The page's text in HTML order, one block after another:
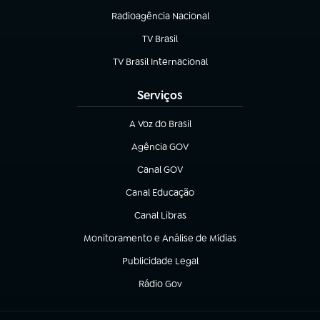
Radioagência Nacional
(abre em nova aba)
TV Brasil
(abre em nova aba)
TV Brasil Internacional
(abre em nova aba)
Serviços
A Voz do Brasil
(abre em nova aba)
Agência GOV
(abre em nova aba)
Canal GOV
(abre em nova aba)
Canal Educação
(abre em nova aba)
Canal Libras
(abre em nova aba)
Monitoramento e Análise de Mídias
(abre em nova aba)
Publicidade Legal
(abre em nova aba)
Rádio Gov
(abre em nova aba)